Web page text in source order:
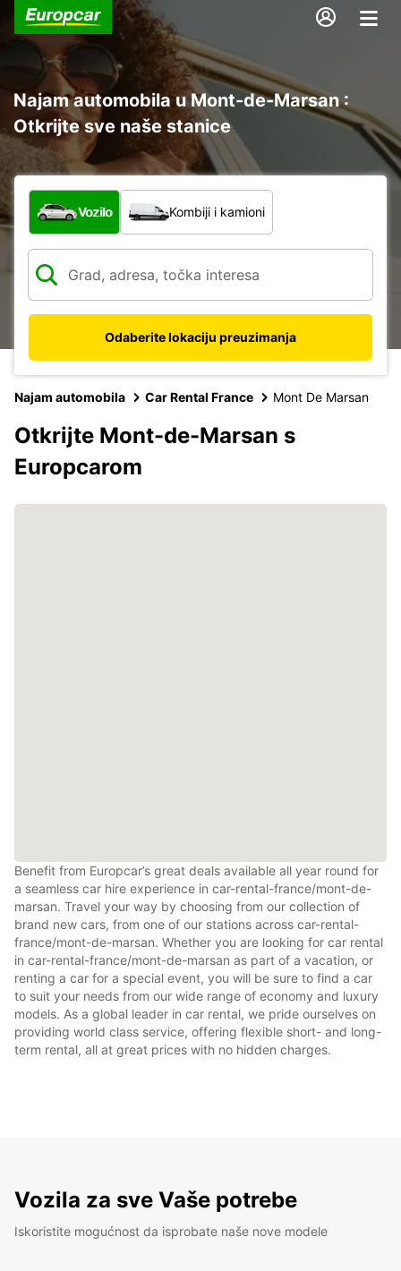
Najam automobila u Mont-de-Marsan :
Otkrijte sve naše stanice
Koja vrsta vozila?
Vozilo Kombiji i kamioni
Odaberite lokaciju preuzimanja
Najam automobila Car Rental France Mont De Marsan
Otkrijte Mont-de-Marsan s
Europcarom
Benefit from Europcar’s great deals available all year round for
a seamless car hire experience in car-rental-france/mont-de-
marsan. Travel your way by choosing from our collection of
brand new cars, from one of our stations across car-rental-
france/mont-de-marsan. Whether you are looking for car rental
in car-rental-france/mont-de-marsan as part of a vacation, or
renting a car for a special event, you will be sure to find a car
to suit your needs from our wide range of economy and luxury
models. As a global leader in car rental, we pride ourselves on
providing world class service, offering flexible short- and long-
term rental, all at great prices with no hidden charges.
Vozila za sve Vaše potrebe
Iskoristite mogućnost da isprobate naše nove modele